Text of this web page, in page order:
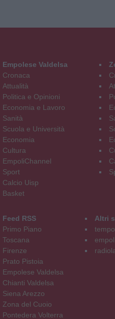
Empolese Valdelsa
Cronaca
Attualità
Politica e Opinioni
Economia e Lavoro
Sanità
Scuola e Università
Economia
Cultura
EmpoliChannel
Sport
Calcio Uisp
Basket
Feed RSS
Primo Piano
Toscana
Firenze
Prato Pistoia
Empolese Valdelsa
Chianti Valdelsa
Siena Arezzo
Zona del Cuoio
Pontedera Volterra
Altri